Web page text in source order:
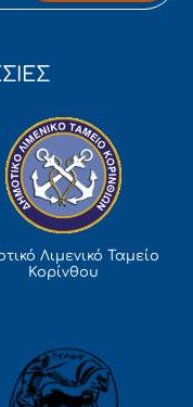
Λιμενικό Ταμείο
Κορίνθου